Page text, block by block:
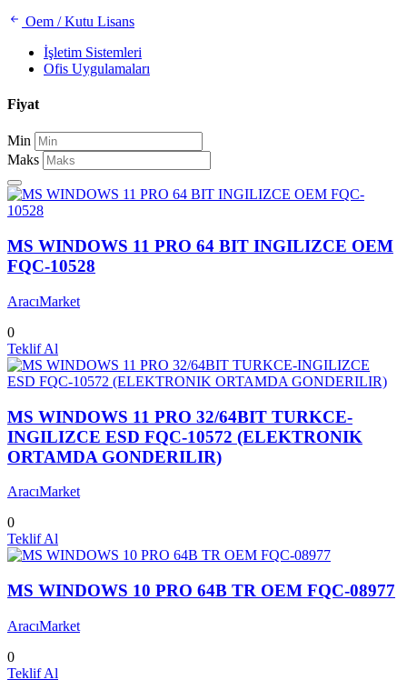
Oem / Kutu Lisans
İşletim Sistemleri
Ofis Uygulamaları
Fiyat
Min
Maks
MS WINDOWS 11 PRO 64 BIT INGILIZCE OEM
FQC-10528
AracıMarket
0
Teklif Al
MS WINDOWS 11 PRO 32/64BIT TURKCE-
INGILIZCE ESD FQC-10572 (ELEKTRONIK
ORTAMDA GONDERILIR)
AracıMarket
0
Teklif Al
MS WINDOWS 10 PRO 64B TR OEM FQC-08977
AracıMarket
0
Teklif Al